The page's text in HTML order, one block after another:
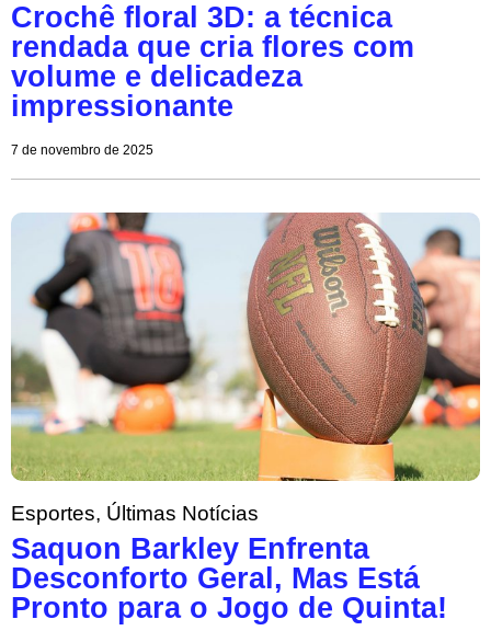
Crochê floral 3D: a técnica
rendada que cria flores com
volume e delicadeza
impressionante
7 de novembro de 2025
Esportes, Últimas Notícias
Saquon Barkley Enfrenta
Desconforto Geral, Mas Está
Pronto para o Jogo de Quinta!